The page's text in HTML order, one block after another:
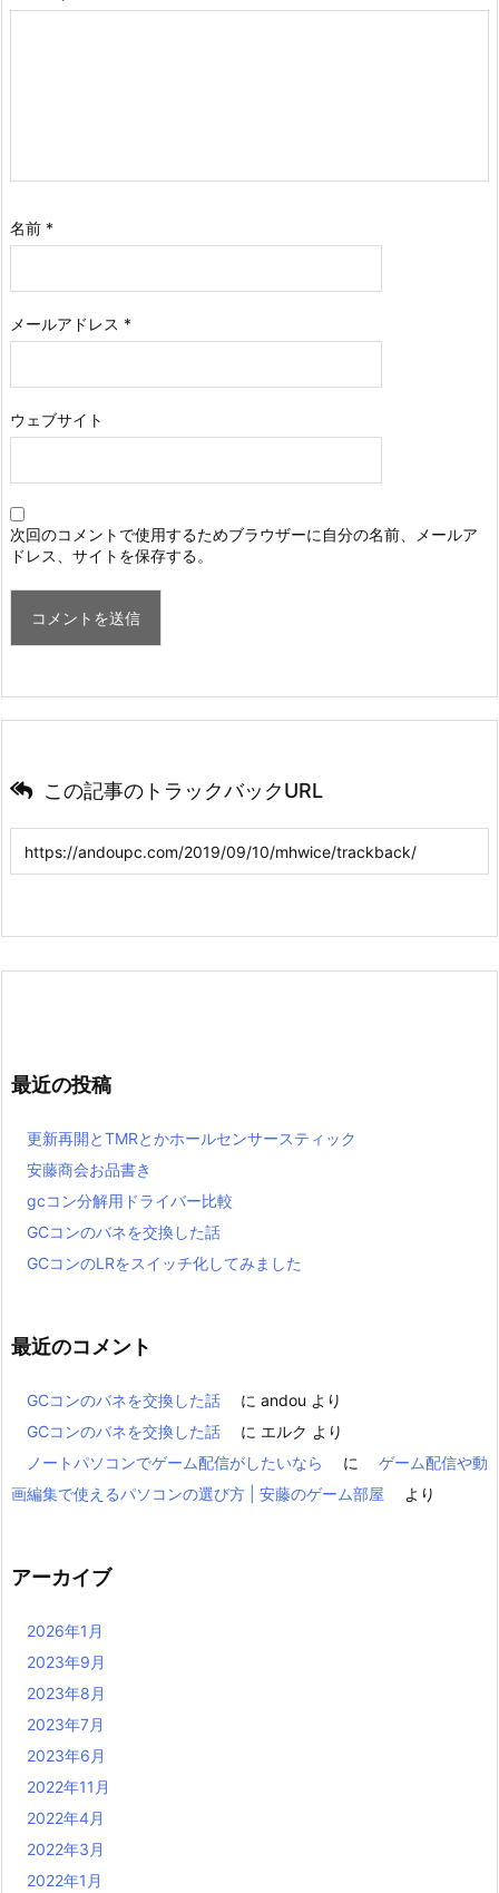
名前 *
メールアドレス *
ウェブサイト
次回のコメントで使用するためブラウザーに自分の名前、メールア
ドレス、サイトを保存する。
この記事のトラックバックURL
最近の投稿
更新再開とTMRとかホールセンサースティック
安藤商会お品書き
gcコン分解用ドライバー比較
GCコンのバネを交換した話
GCコンのLRをスイッチ化してみました
最近のコメント
GCコンのバネを交換した話 に andou より
GCコンのバネを交換した話
に エルク より
ノートパソコンでゲーム配信がしたいなら
に
ゲーム配信や動
画編集で使えるパソコンの選び方 | 安藤のゲーム部屋
より
アーカイブ
2026年1月
2023年9月
2023年8月
2023年7月
2023年6月
2022年11月
2022年4月
2022年3月
2022年1月